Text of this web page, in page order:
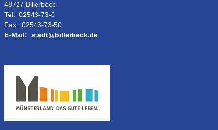
48727 Billerbeck
Tel: 02543-73-0
Fax: 02543-73-50
E-Mail: stadt@billerbeck.de